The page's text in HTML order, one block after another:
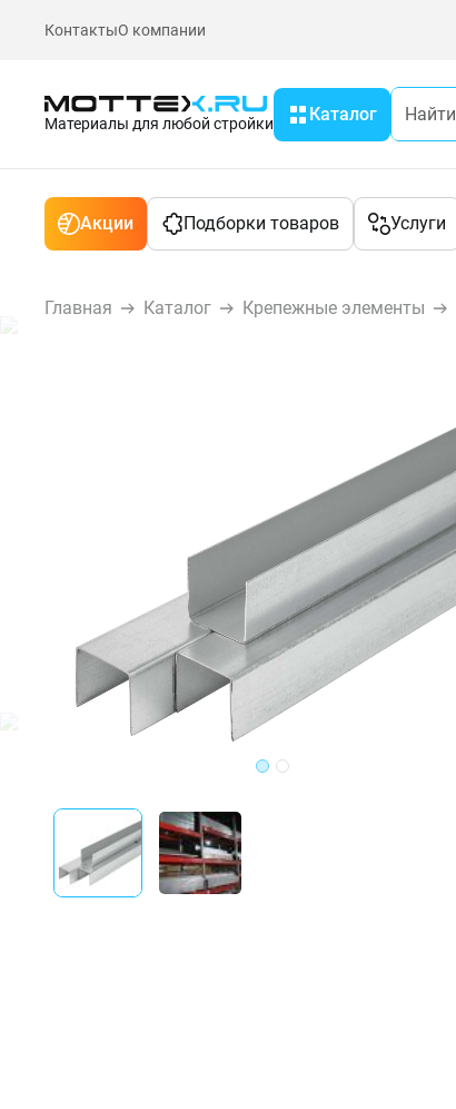
КонтактыО компании
Материалы для любой стройки Каталог
Акции Подборки товаров Услуги
Главная Каталог Крепежные элементы